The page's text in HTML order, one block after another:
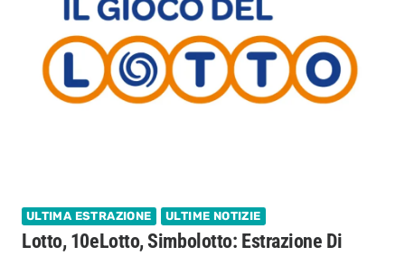
ULTIMA ESTRAZIONE ULTIME NOTIZIE
Lotto, 10eLotto, Simbolotto: Estrazione Di